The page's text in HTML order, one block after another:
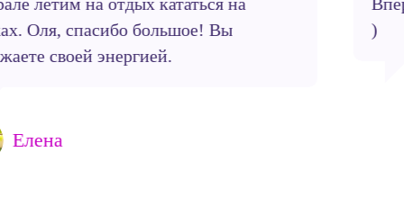
)